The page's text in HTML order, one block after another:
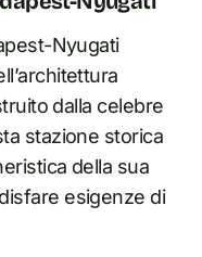
Nyugati
dalla celebre
stazione storica
della sua
esigenze di